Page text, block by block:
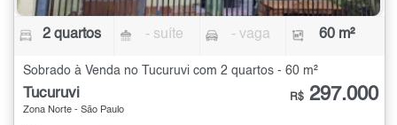
2 quartos - suíte - vaga 60 m²
Sobrado à Venda no Tucuruvi com 2 quartos - 60 m²
Tucuruvi
Zona Norte - São Paulo
R$ 297.000